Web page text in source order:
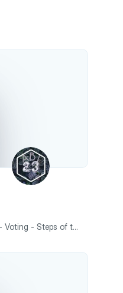
- How is it organized? - Congress and Senate - Role of the President - Voting - Steps of the election Englisch LK Q1